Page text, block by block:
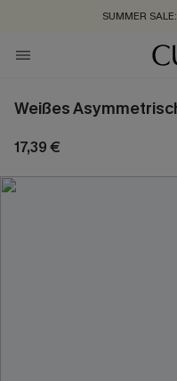
SUMMER SALE:
ZUM NEWSLETTER:
Weißes
17,39 €